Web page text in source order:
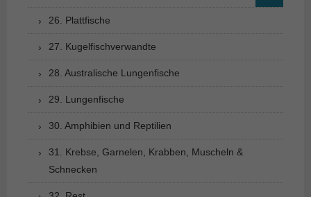
26. Plattfische
27. Kugelfischverwandte
28. Australische Lungenfische
29. Lungenfische
30. Amphibien und Reptilien
31. Krebse, Garnelen, Krabben, Muscheln &
Schnecken